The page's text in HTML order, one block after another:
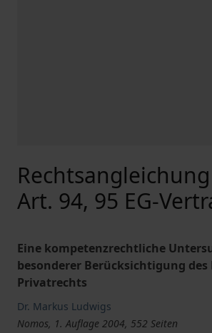
Art. 94, 95 EG-
Eine kompetenzrechtliche
besonderer Berücksichtigung des
Privatrechts
Dr. Markus Ludwigs
Nomos, 1. Auflage 2004, 552 Seiten